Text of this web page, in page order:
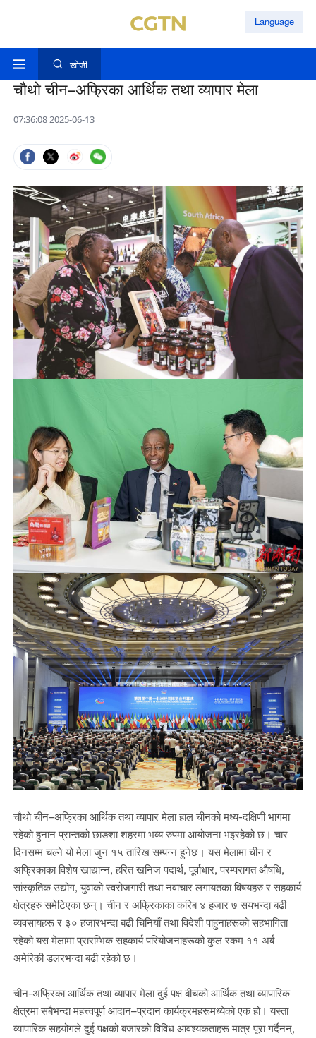
Language
खोजी
चौथो चीन–अफ्रिका आर्थिक तथा व्यापार मेला
07:36:08 2025-06-13
चौथो चीन–अफ्रिका आर्थिक तथा व्यापार मेला हाल चीनको मध्य-दक्षिणी भागमा
रहेको हुनान प्रान्तको छाङशा शहरमा भव्य रुपमा आयोजना भइरहेको छ। चार
दिनसम्म चल्ने यो मेला जुन १५ तारिख सम्पन्न हुनेछ। यस मेलामा चीन र
अफ्रिकाका विशेष खाद्यान्न, हरित खनिज पदार्थ, पूर्वाधार, परम्परागत औषधि,
सांस्कृतिक उद्योग, युवाको स्वरोजगारी तथा नवाचार लगायतका विषयहरु र सहकार्य
क्षेत्रहरु समेटिएका छन्। चीन र अफ्रिकाका करिब ४ हजार ७ सयभन्दा बढी
व्यवसायहरू र ३० हजारभन्दा बढी चिनियाँ तथा विदेशी पाहुनाहरूको सहभागिता
रहेको यस मेलामा प्रारम्भिक सहकार्य परियोजनाहरूको कुल रकम ११ अर्ब
अमेरिकी डलरभन्दा बढी रहेको छ।
चीन-अफ्रिका आर्थिक तथा व्यापार मेला दुई पक्ष बीचको आर्थिक तथा व्यापारिक
क्षेत्रमा सबैभन्दा महत्त्वपूर्ण आदान–प्रदान कार्यक्रमहरूमध्येको एक हो। यस्ता
व्यापारिक सहयोगले दुई पक्षको बजारको विविध आवश्यकताहरू मात्र पूरा गर्दैनन्,